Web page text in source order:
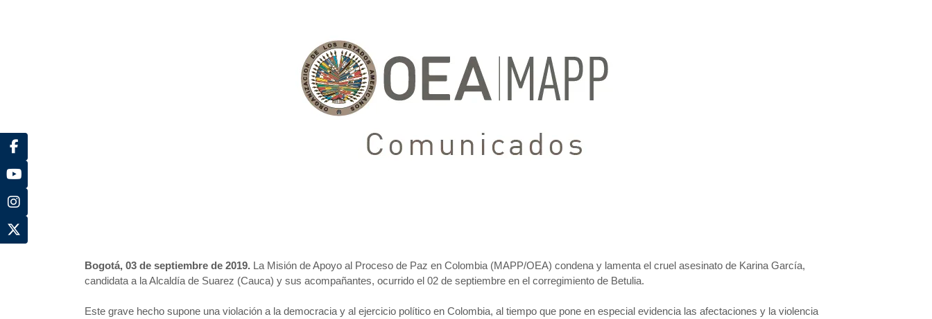
Bogotá, 03 de septiembre de 2019. La Misión de Apoyo al Proceso de Paz en Colombia (MAPP/OEA) condena y lamenta el cruel asesinato de Karina García,
candidata a la Alcaldía de Suarez (Cauca) y sus acompañantes, ocurrido el 02 de septiembre en el corregimiento de Betulia.
Este grave hecho supone una violación a la democracia y al ejercicio político en Colombia, al tiempo que pone en especial evidencia las afectaciones y la violencia